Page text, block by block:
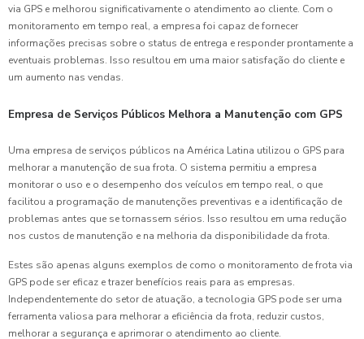
via GPS e melhorou significativamente o atendimento ao cliente. Com o
monitoramento em tempo real, a empresa foi capaz de fornecer
informações precisas sobre o status de entrega e responder prontamente a
eventuais problemas. Isso resultou em uma maior satisfação do cliente e
um aumento nas vendas.
Empresa de Serviços Públicos Melhora a Manutenção com GPS
Uma empresa de serviços públicos na América Latina utilizou o GPS para
melhorar a manutenção de sua frota. O sistema permitiu a empresa
monitorar o uso e o desempenho dos veículos em tempo real, o que
facilitou a programação de manutenções preventivas e a identificação de
problemas antes que se tornassem sérios. Isso resultou em uma redução
nos custos de manutenção e na melhoria da disponibilidade da frota.
Estes são apenas alguns exemplos de como o monitoramento de frota via
GPS pode ser eficaz e trazer benefícios reais para as empresas.
Independentemente do setor de atuação, a tecnologia GPS pode ser uma
ferramenta valiosa para melhorar a eficiência da frota, reduzir custos,
melhorar a segurança e aprimorar o atendimento ao cliente.